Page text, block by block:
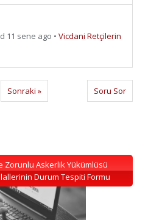
11 sene ago • Vicdani Retçilerin
Sonraki » Soru Sor
Zorunlu Askerlik Yükümlüsü
Durum Tespiti Formu